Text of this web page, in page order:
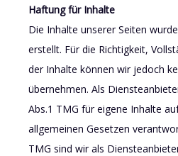
Haftung für Inhalte
Die Inhalte unserer Seiten
erstellt. Für die Richtigkeit,
der Inhalte können wir jedoch
übernehmen. Als
Abs.1 TMG für eigene Inhalte
allgemeinen Gesetzen
TMG sind wir als